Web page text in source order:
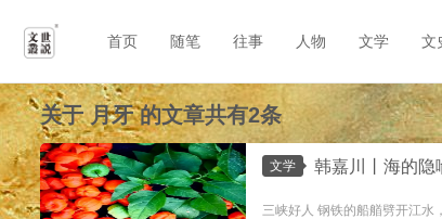
首页 随笔 往事 人物 文学 文
关于月牙的文章共有2条
文学 韩嘉川丨海的隐
三峡好人 钢铁的船艏劈开江水